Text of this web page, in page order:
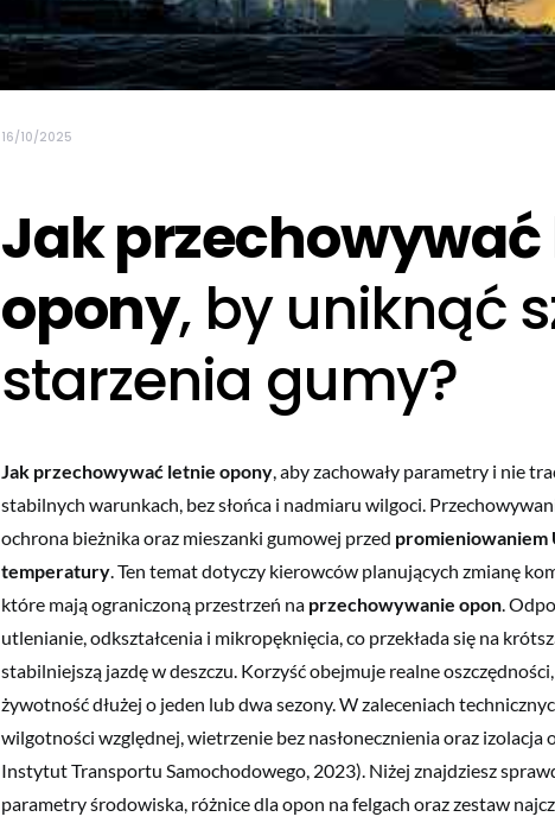
16/10/2025
Jak
opony, by uniknąć
starzenia gumy?
Jak przechowywać letnie opony , aby zachowały parametry i nie
stabilnych warunkach, bez słońca i nadmiaru wilgoci.
ochrona bieżnika oraz mieszanki gumowej przed promieniowaniem
temperatury . Ten temat dotyczy kierowców planujących zmianę
które mają ograniczoną przestrzeń na przechowywanie opon .
utlenianie, odkształcenia i mikropęknięcia, co przekłada się na
stabilniejszą jazdę w deszczu. Korzyść obejmuje realne
żywotność dłużej o jeden lub dwa sezony. W zaleceniach
wilgotności względnej, wietrzenie bez nasłonecznienia oraz izolacja
Instytut Transportu Samochodowego, 2023). Niżej znajdziesz
parametry środowiska, różnice dla opon na felgach oraz zestaw